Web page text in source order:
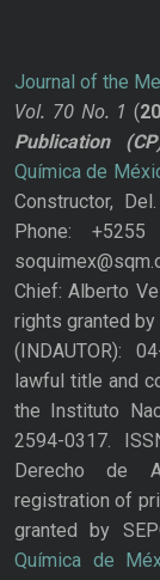
Journal of the
Vol. 70 No. 1 (
Publication
Química de
Constructor,
Phone: +5255
Chief: Alberto
rights granted
(INDAUTOR):
lawful title and
the Instituto
2594-0317.
Derecho de
registration of
granted by
Química de